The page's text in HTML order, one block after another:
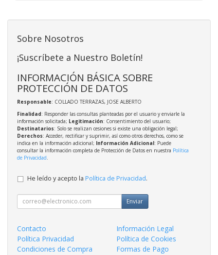
Sobre Nosotros
¡Suscríbete a Nuestro Boletín!
INFORMACIÓN BÁSICA SOBRE
PROTECCIÓN DE DATOS
Responsable: COLLADO TERRAZAS, JOSE ALBERTO
Finalidad: Responder las consultas planteadas por el usuario y enviarle la
información solicitada; Legitimación: Consentimiento del usuario;
Destinatarios: Solo se realizan cesiones si existe una obligación legal;
Derechos: Acceder, rectificar y suprimir, así como otros derechos, como se
indica en la información adicional; Información Adicional: Puede
consultar la información completa de Protección de Datos en nuestra Política
de Privacidad
He leído y acepto la Política de Privacidad.
Enviar
Contacto
Información Legal
Política Privacidad
Política de Cookies
Condiciones de Compra
Formas de Pago